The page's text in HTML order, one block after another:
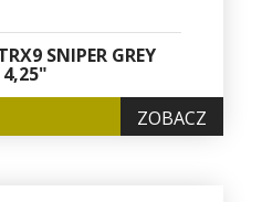
SNIPER GREY
4,25"
ZOBACZ